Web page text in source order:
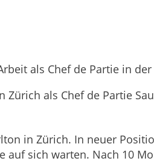
als Chef de Partie in
Zürich als Chef de Partie
in Zürich. In neuer
auf sich warten. Nach 10